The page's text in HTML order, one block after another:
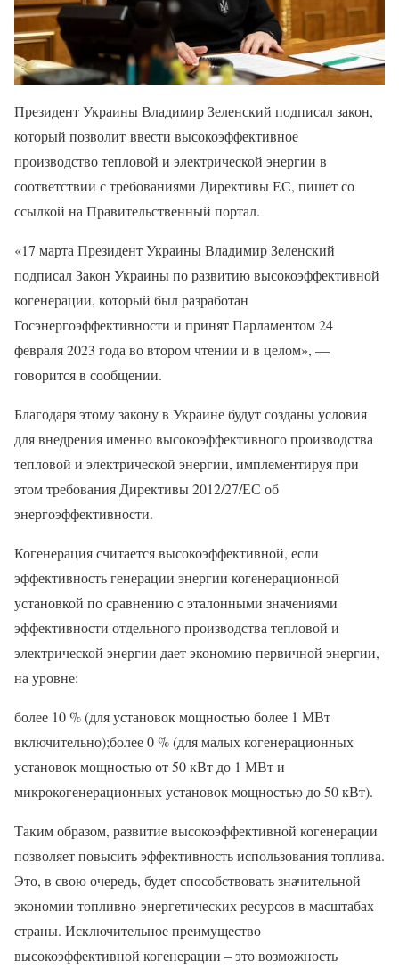
Президент Украины Владимир Зеленский подписал закон,
который позволит ввести высокоэффективное
производство тепловой и электрической энергии в
соответствии с требованиями Директивы ЕС, пишет со
ссылкой на Правительственный портал.
«17 марта Президент Украины Владимир Зеленский
подписал Закон Украины по развитию высокоэффективной
когенерации, который был разработан
Госэнергоэффективности и принят Парламентом 24
февраля 2023 года во втором чтении и в целом», —
говорится в сообщении.
Благодаря этому закону в Украине будут созданы условия
для внедрения именно высокоэффективного производства
тепловой и электрической энергии, имплементируя при
этом требования Директивы 2012/27/ЕС об
энергоэффективности.
Когенерация считается высокоэффективной, если
эффективность генерации энергии когенерационной
установкой по сравнению с эталонными значениями
эффективности отдельного производства тепловой и
электрической энергии дает экономию первичной энергии,
на уровне:
более 10 % (для установок мощностью более 1 МВт
включительно);более 0 % (для малых когенерационных
установок мощностью от 50 кВт до 1 МВт и
микрокогенерационных установок мощностью до 50 кВт).
Таким образом, развитие высокоэффективной когенерации
позволяет повысить эффективность использования топлива.
Это, в свою очередь, будет способствовать значительной
экономии топливно-энергетических ресурсов в масштабах
страны. Исключительное преимущество
высокоэффективной когенерации – это возможность